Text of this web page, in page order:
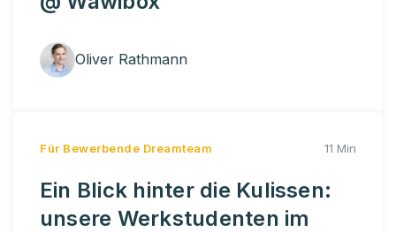
Oliver Rathmann
Für Bewerbende Dreamteam 11 Min
Ein Blick hinter die Kulissen:
unsere Werkstudenten im